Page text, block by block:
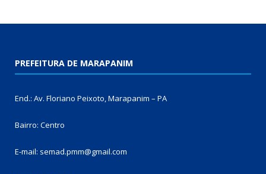
PREFEITURA DE MARAPANIM
End.: Av. Floriano Peixoto, Marapanim – PA
Bairro: Centro
E-mail: semad.pmm@gmail.com